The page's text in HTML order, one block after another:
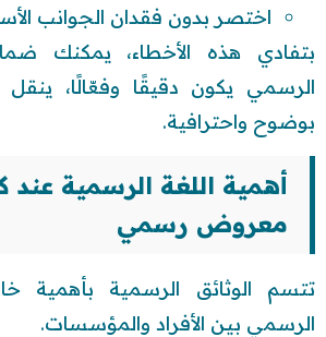
اختصر بدون فقدان الجوانب
بتفادي هذه الأخطاء، يمكنك
الرسمي يكون دقيقًا وفعّالًا، ينقل
بوضوح واحترافية.
أهمية اللغة الرسمية عند
معروض رسمي
تتسم الوثائق الرسمية بأهمية
الرسمي بين الأفراد والمؤسسات.